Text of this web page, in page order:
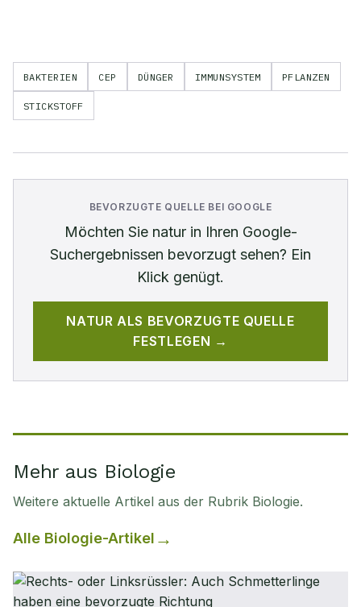
BAKTERIEN CEP DÜNGER IMMUNSYSTEM PFLANZEN
STICKSTOFF
BEVORZUGTE QUELLE BEI GOOGLE
Möchten Sie naturin Ihren Google-
Suchergebnissen bevorzugt sehen? Ein
Klick genügt.
NATUR ALS BEVORZUGTE QUELLE
FESTLEGEN →
Mehr aus Biologie
Weitere aktuelle Artikel aus der Rubrik Biologie.
Alle Biologie-Artikel